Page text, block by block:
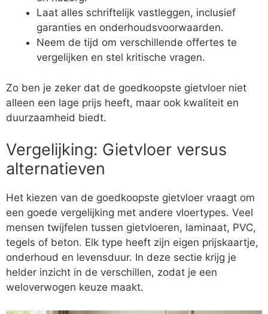
Laat alles schriftelijk vastleggen, inclusief
garanties en onderhoudsvoorwaarden.
Neem de tijd om verschillende offertes te
vergelijken en stel kritische vragen.
Zo ben je zeker dat de goedkoopste gietvloer niet
alleen een lage prijs heeft, maar ook kwaliteit en
duurzaamheid biedt.
Vergelijking: Gietvloer versus
alternatieven
Het kiezen van de goedkoopste gietvloer vraagt om
een goede vergelijking met andere vloertypes. Veel
mensen twijfelen tussen gietvloeren, laminaat, PVC,
tegels of beton. Elk type heeft zijn eigen prijskaartje,
onderhoud en levensduur. In deze sectie krijg je
helder inzicht in de verschillen, zodat je een
weloverwogen keuze maakt.